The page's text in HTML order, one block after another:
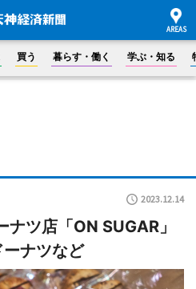
買う 暮らす・働く 学ぶ・知る
2023.12.14
ツ店「ON SUGAR」
ナツなど